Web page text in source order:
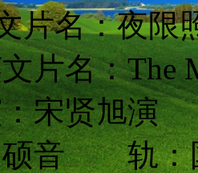
片名：夜限
文片名：
贤旭演
硕音 轨：